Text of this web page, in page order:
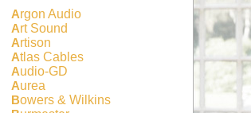
Argon Audio
Art Sound
Artison
Atlas Cables
Audio-GD
Aurea
Bowers & Wilkins